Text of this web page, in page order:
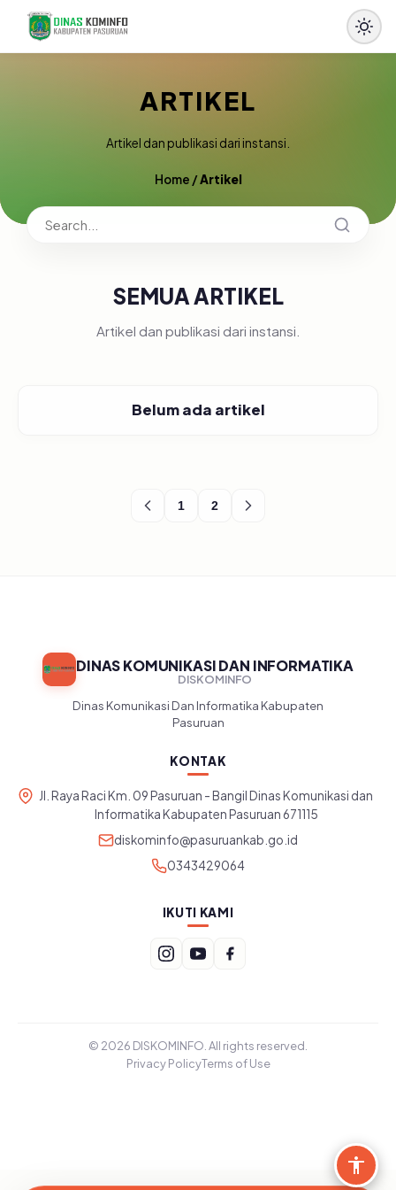
ARTIKEL
Artikel dan publikasi dari instansi.
Home /Artikel
SEMUA ARTIKEL
Artikel dan publikasi dari instansi.
Belum ada artikel
1 2
DINAS KOMUNIKASI DAN INFORMATIKA
DISKOMINFO
Dinas Komunikasi Dan Informatika Kabupaten
Pasuruan
KONTAK
Jl. Raya Raci Km. 09 Pasuruan - Bangil Dinas Komunikasi dan
Informatika Kabupaten Pasuruan 671115
diskominfo@pasuruankab.go.id
0343429064
IKUTI KAMI
© 2026 DISKOMINFO. All rights reserved.
Privacy PolicyTerms of Use